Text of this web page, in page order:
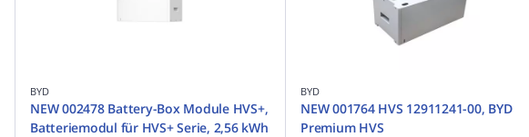
BYD
NEW 002478 Battery-Box Module HVS+,
Batteriemodul für HVS+ Serie, 2,56 kWh
BYD
NEW 001764 HVS 12911241-00, BYD
Premium HVS